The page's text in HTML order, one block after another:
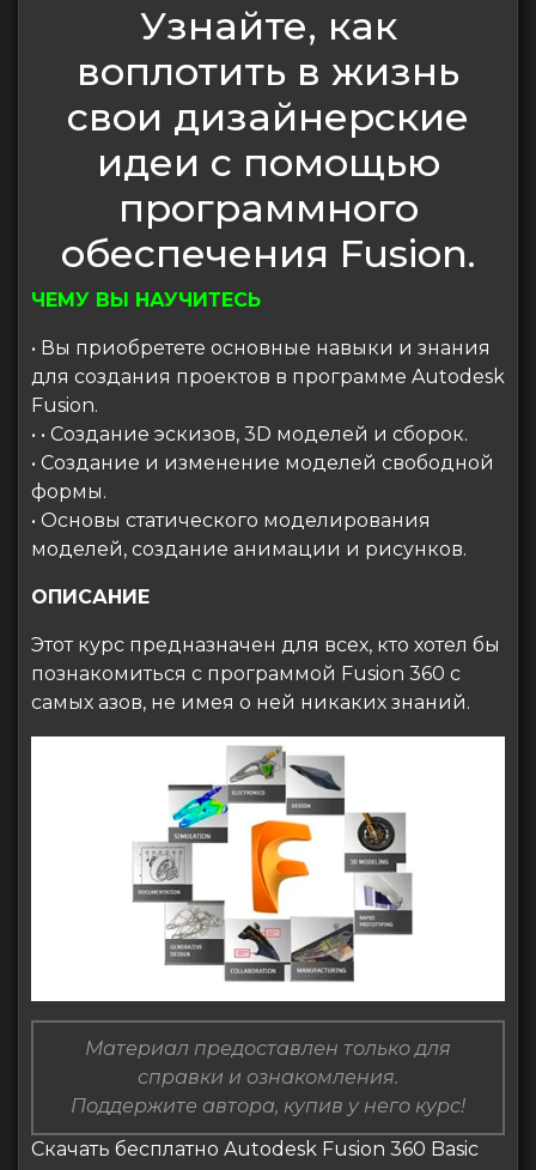
Узнайте, как
воплотить в жизнь
свои дизайнерские
идеи с помощью
программного
обеспечения Fusion.
ЧЕМУ ВЫ НАУЧИТЕСЬ
• Вы приобретете основные навыки и знания
для создания проектов в программе Autodesk
Fusion.
• • Создание эскизов, 3D моделей и сборок.
• Создание и изменение моделей свободной
формы.
• Основы статического моделирования
моделей, создание анимации и рисунков.
ОПИСАНИЕ
Этот курс предназначен для всех, кто хотел бы
познакомиться с программой Fusion 360 с
самых азов, не имея о ней никаких знаний.
Материал предоставлен только для
справки и ознакомления.
Поддержите автора, купив у него курс!
Скачать бесплатно Autodesk Fusion 360 Basic